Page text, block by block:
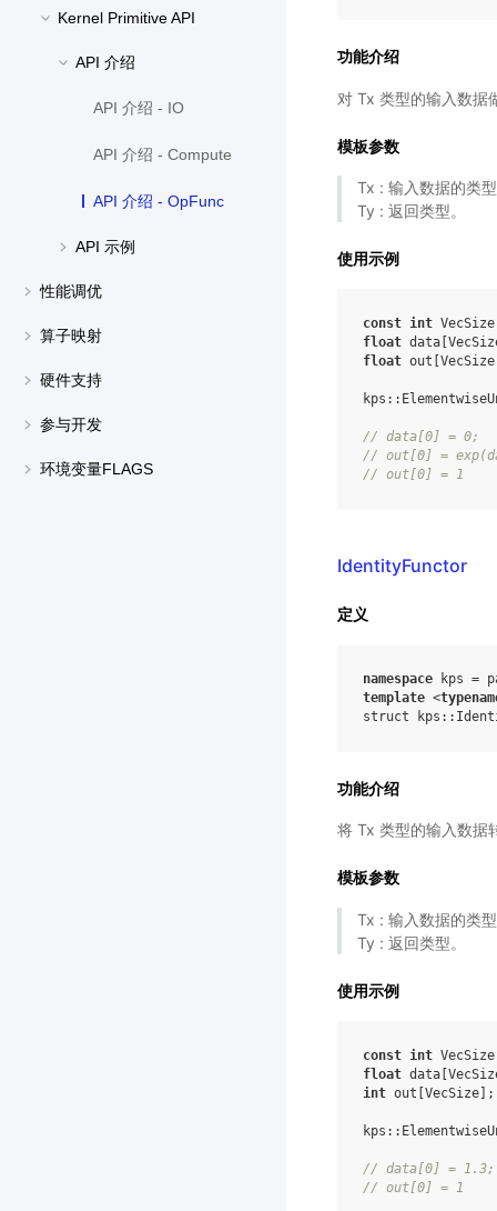
Kernel Primitive API
API 介绍
API 介绍 - IO
API 介绍 - Compute
API 介绍 - OpFunc
API 示例
性能调优
算子映射
硬件支持
参与开发
环境变量FLAGS
功能介绍
对 Tx 类型的输入数据
模板参数
Tx : 输入数据的类
Ty : 返回类型。
使用示例
const int VecSize
float data [
float out [VecSize
kps ::
// data[0] = 0;
// out[0] = exp(
// out[0] = 1
IdentityFunctor
定义
namespace kps =
template <
struct
kps ::
功能介绍
将 Tx 类型的输入数据
模板参数
Tx : 输入数据的类
Ty : 返回类型。
使用示例
const int VecSize
float data [
int out [VecSize];
kps ::
// data[0] = 1.3;
// out[0] = 1